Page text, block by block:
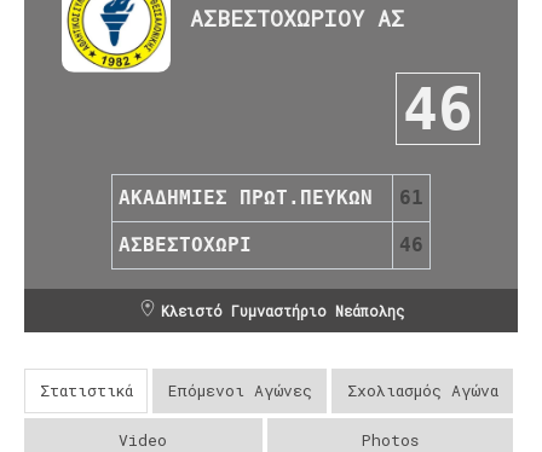
ΑΣΒΕΣΤΟΧΩΡΙΟΥ ΑΣ
46
ΑΚΑΔΗΜΙΕΣ ΠΡΩΤ.ΠΕΥΚΩΝ 61
ΑΣΒΕΣΤΟΧΩΡΙ 46
Κλειστό Γυμναστήριο Νεάπολης
Στατιστικά Επόμενοι Αγώνες Σχολιασμός Αγώνα
Video Photos